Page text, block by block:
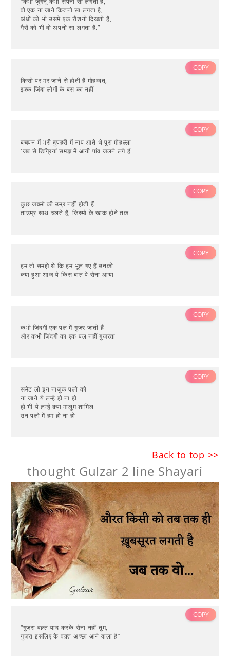
वो एक ना जाने कितनो सा लगता है,
अंधों को भी उसमे एक रौशनी दिखती है,
गैरों को भी वो अपनों सा लगता है.”
किसी पर मर जाने से होती हैं मोहब्बत,
इश्क जिंदा लोगों के बस का नहीं
COPY
बचपन में भरी दुपहरी में नाप आते थे पूरा मोहल्ला
'जब से डिग्रियां समझ में आयी पांव जलने लगे हैं
COPY
कुछ जख्मो की उम्र नहीं होती हैं
ताउम्र साथ चलते हैं, जिस्मो के ख़ाक होने तक
COPY
हम तो समझे थे कि हम भूल गए हैं उनको
क्या हुआ आज ये किस बात पे रोना आया
COPY
कभी जिंदगी एक पल में गुजर जाती हैं
और कभी जिंदगी का एक पल नहीं गुजरता
COPY
समेट लो इन नाजुक पलो को
ना जाने ये लम्हे हो ना हो
हो भी ये लम्हे क्या मालूम शामिल
उन पलो में हम हो ना हो
COPY
Back to top >>
thought Gulzar 2 line Shayari
“गुज़रा वक़्त याद करके रोना नहीं तुम,
गुज़रा इसलिए के वक़्त अच्छा आने वाला है”
COPY